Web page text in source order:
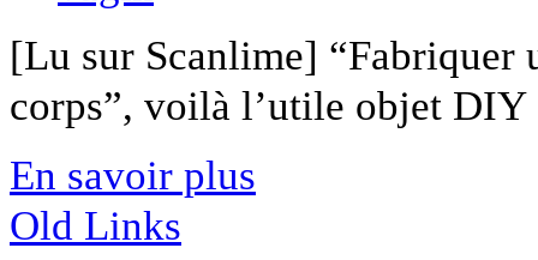
[Lu sur Scanlime] “Fabriquer
corps”, voilà l’utile objet
En savoir plus
Old Links